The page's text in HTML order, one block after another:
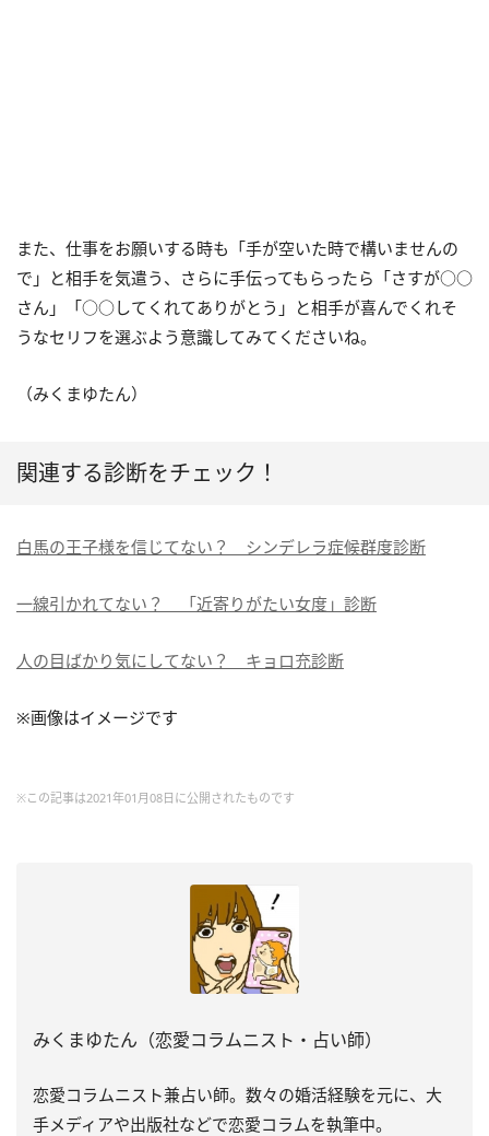
また、仕事をお願いする時も「手が空いた時で構いませんの
で」と相手を気遣う、さらに手伝ってもらったら「さすが○○
さん」「○○してくれてありがとう」と相手が喜んでくれそ
うなセリフを選ぶよう意識してみてくださいね。
（みくまゆたん）
関連する診断をチェック！
白馬の王子様を信じてない？ シンデレラ症候群度診断
一線引かれてない？ 「近寄りがたい女度」診断
人の目ばかり気にしてない？ キョロ充診断
※画像はイメージです
※この記事は2021年01月08日に公開されたものです
みくまゆたん（恋愛コラムニスト・占い師）
恋愛コラムニスト兼占い師。数々の婚活経験を元に、大
手メディアや出版社などで恋愛コラムを執筆中。